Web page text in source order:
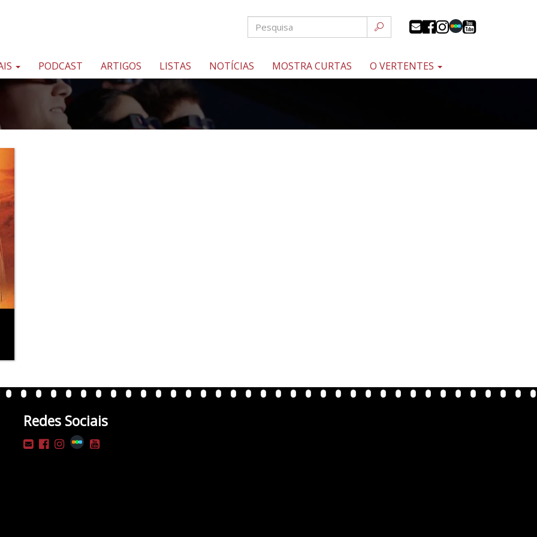
PODCAST ARTIGOS LISTAS NOTÍCIAS MOSTRA CURTAS O VERTENTES
Redes Sociais